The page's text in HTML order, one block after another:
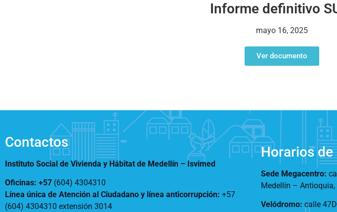
OPV-JVC
Contraste
Centro de relevo
Informe definitivo
mayo 16, 2025
Ver documento
Contactos
Instituto Social de Vivienda y Hábitat de Medellín – Isvimed
Oficinas: +57 (604) 4304310
Línea única de Atención al Ciudadano y línea anticorrupción: +57
(604) 4304310 extensión 3014
Horarios de
Sede Megacentro:
Medellín – Antioquia,
Velódromo: calle